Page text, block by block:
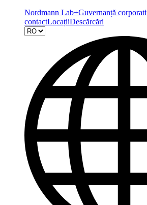
Nordmann Lab+Guvernanță
contactLocațiiDescărcări